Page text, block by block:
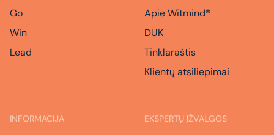
Go
Win
Lead
Apie Witmind®
DUK
Tinklaraštis
Klientų atsiliepimai
INFORMACIJA EKSPERTŲ ĮŽVALGOS